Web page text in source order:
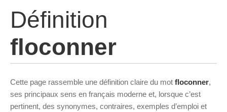
Définition
floconner
Cette page rassemble une définition claire du mot floconner,
ses principaux sens en français moderne et, lorsque c’est
pertinent, des synonymes, contraires, exemples d’emploi et